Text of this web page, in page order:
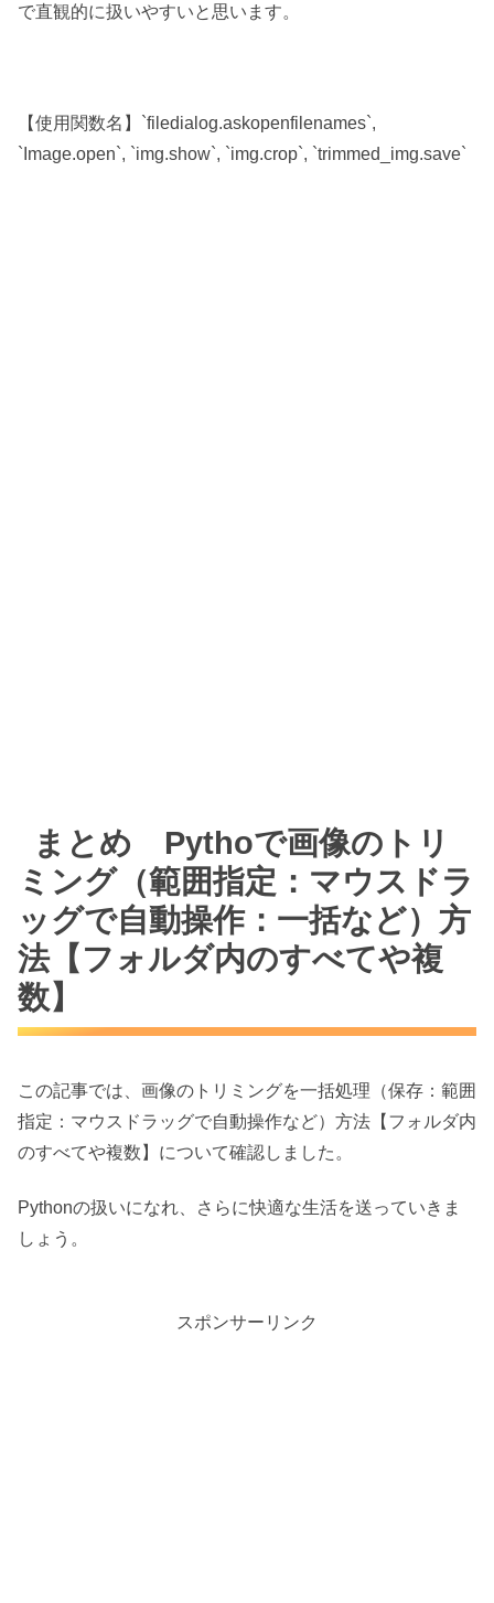
で直観的に扱いやすいと思います。
【使用関数名】`filedialog.askopenfilenames`,
`Image.open`, `img.show`, `img.crop`, `trimmed_img.save`
まとめ Pythoで画像のトリ
ミング（範囲指定：マウスドラ
ッグで自動操作：一括など）方
法【フォルダ内のすべてや複
数】
この記事では、画像のトリミングを一括処理（保存：範囲
指定：マウスドラッグで自動操作など）方法【フォルダ内
のすべてや複数】について確認しました。
Pythonの扱いになれ、さらに快適な生活を送っていきま
しょう。
スポンサーリンク